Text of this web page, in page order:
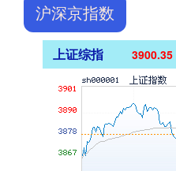
沪深京指数
上证综指 3900.35